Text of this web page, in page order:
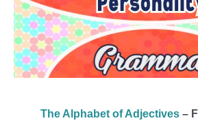
The Alphabet of Adjectives–